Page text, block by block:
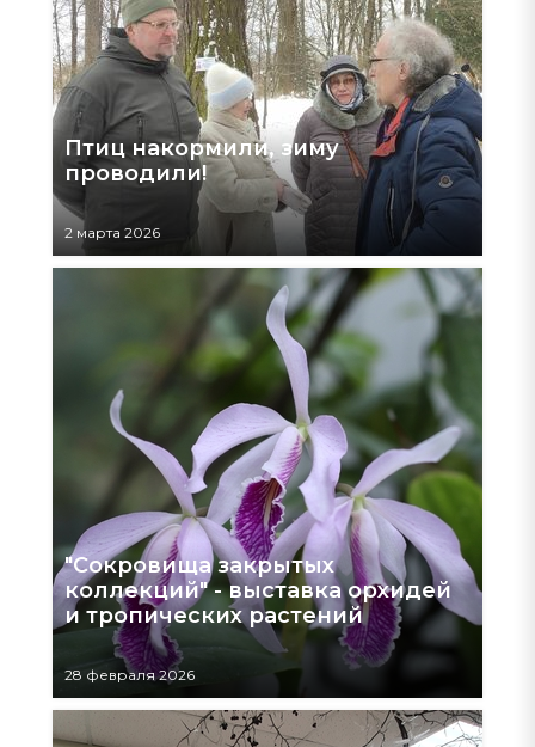
Птиц накормили, зиму
проводили!
2 марта 2026
"Сокровища закрытых
коллекций" - выставка орхидей
и тропических растений
28 февраля 2026